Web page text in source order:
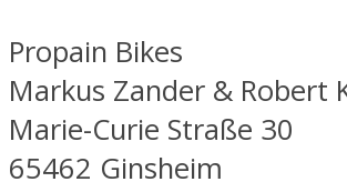
Propain Bikes
Markus Zander & Robert
Marie-Curie Straße 30
65462 Ginsheim